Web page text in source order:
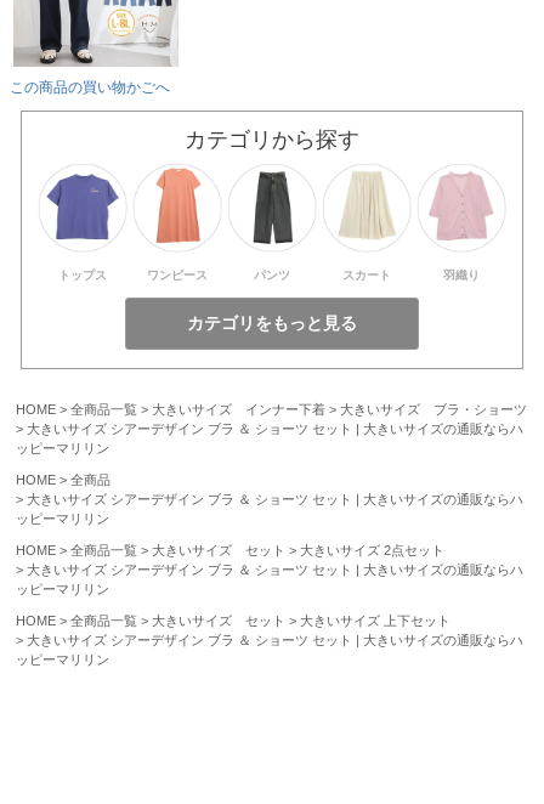
この商品の買い物かごへ
カテゴリから探す
トップス ワンピース パンツ スカート 羽織り
HOME 全商品一覧 大きいサイズ インナー下着
大きいサイズ ブラ・ショーツ
大きいサイズ シアーデザイン ブラ ＆ ショーツ セット | 大きいサイズの通販ならハ
ッピーマリリン
HOME
全商品
大きいサイズ シアーデザイン ブラ ＆ ショーツ セット | 大きいサイズの通販ならハ
ッピーマリリン
HOME 全商品一覧 大きいサイズ セット
大きいサイズ 2点セット
大きいサイズ シアーデザイン ブラ ＆ ショーツ セット | 大きいサイズの通販ならハ
ッピーマリリン
HOME 全商品一覧 大きいサイズ セット
大きいサイズ 上下セット
大きいサイズ シアーデザイン ブラ ＆ ショーツ セット | 大きいサイズの通販ならハ
ッピーマリリン